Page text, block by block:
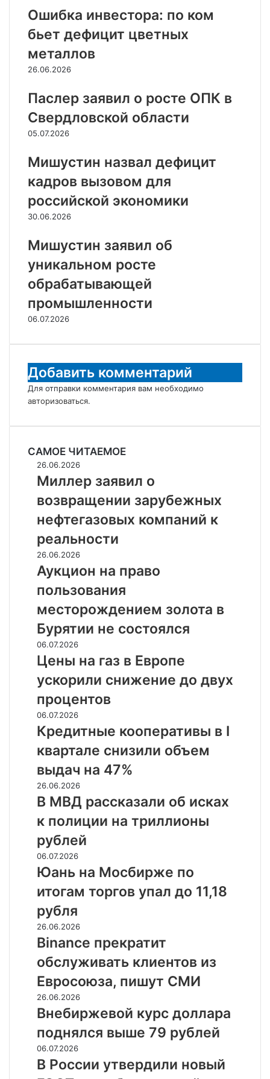
Ошибка инвестора: по ком
бьет дефицит цветных
металлов
26.06.2026
Паслер заявил о росте ОПК в
Свердловской области
05.07.2026
Мишустин назвал дефицит
кадров вызовом для
российской экономики
30.06.2026
Мишустин заявил об
уникальном росте
обрабатывающей
промышленности
06.07.2026
Добавить комментарий
Для отправки комментария вам необходимо
авторизоваться.
САМОЕ ЧИТАЕМОЕ
Миллер
заявил
возвращении
зарубежных
нефтегазовых
компаний
к
реальности
26.06.2026
Миллер заявил о
возвращении зарубежных
нефтегазовых компаний к
реальности
Аукцион
на
право
пользования
месторождением
золота
в
Бурятии
не
состоялся
26.06.2026
Аукцион на право
пользования
месторождением золота в
Бурятии не состоялся
Цены
на
газ
в
Европе
ускорили
снижение
до
двух
процентов
06.07.2026
Цены на газ в Европе
ускорили снижение до двух
процентов
Кредитные
кооперативы
квартале
снизили
объем
выдач
на
47%
06.07.2026
Кредитные кооперативы в I
квартале снизили объем
выдач на 47%
В
МВД
рассказали
об
исках
к
полиции
на
триллионы
рублей
26.06.2026
В МВД рассказали об исках
к полиции на триллионы
рублей
Юань
на
Мосбирже
по
итогам
торгов
упал
до
11,18
рубля
06.07.2026
Юань на Мосбирже по
итогам торгов упал до 11,18
рубля
Binance
прекратит
обслуживать
клиентов
из
Евросоюза,
пишут
СМИ
26.06.2026
Binance прекратит
обслуживать клиентов из
Евросоюза, пишут СМИ
Внебиржевой
курс
доллара
поднялся
выше
79
рублей
26.06.2026
Внебиржевой курс доллара
поднялся выше 79 рублей
В
России
утвердили
06.07.2026
В России утвердили новый